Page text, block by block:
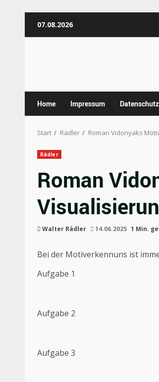
Inhalt07.08.2026
Home Impressum
Start Rädler Roman Vidonyaks
Rädler
Roman
Walter Rädler 14.06.2025 1 Min.
Bei der Motiverkennuns ist
Aufgabe 1
Aufgabe 2
Aufgabe 3